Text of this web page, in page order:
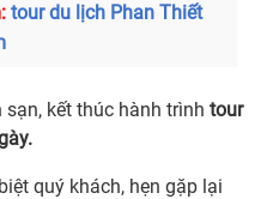
tour du lịch Phan Thiết
kết thúc hành trình tour
quý khách, hẹn gặp lại